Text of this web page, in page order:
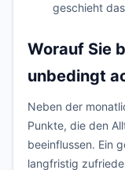
geschieht
Worauf Sie
unbedingt
Neben der
Punkte, die den
beeinflussen. Ein
langfristig